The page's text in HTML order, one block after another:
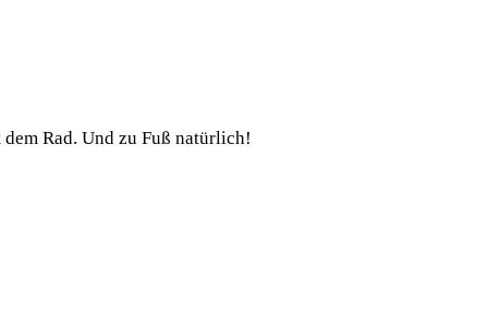
Rad. Und zu Fuß natürlich!